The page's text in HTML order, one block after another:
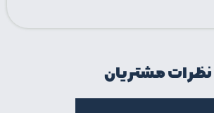
نظرات مشتریان